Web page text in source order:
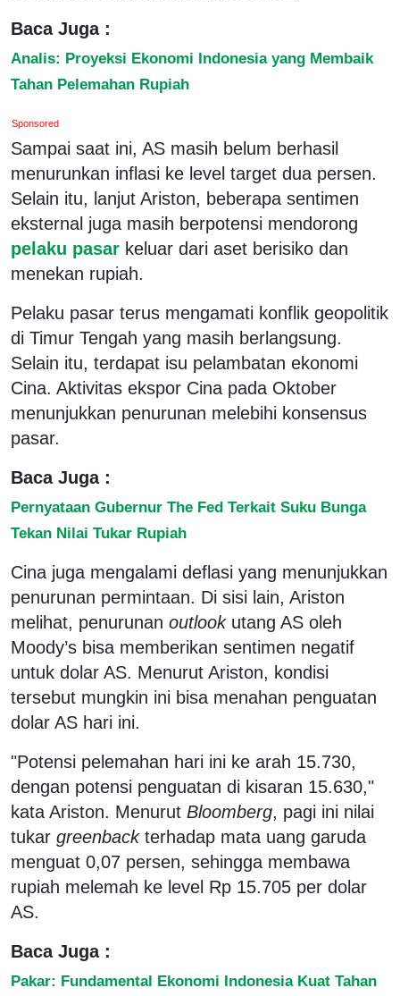
Baca Juga :
Analis: Proyeksi Ekonomi Indonesia yang Membaik
Tahan Pelemahan Rupiah
Sponsored
Sampai saat ini, AS masih belum berhasil
menurunkan inflasi ke level target dua persen.
Selain itu, lanjut Ariston, beberapa sentimen
eksternal juga masih berpotensi mendorong
pelaku pasar keluar dari aset berisiko dan
menekan rupiah.
Pelaku pasar terus mengamati konflik geopolitik
di Timur Tengah yang masih berlangsung.
Selain itu, terdapat isu pelambatan ekonomi
Cina. Aktivitas ekspor Cina pada Oktober
menunjukkan penurunan melebihi konsensus
pasar.
Baca Juga :
Pernyataan Gubernur The Fed Terkait Suku Bunga
Tekan Nilai Tukar Rupiah
Cina juga mengalami deflasi yang menunjukkan
penurunan permintaan. Di sisi lain, Ariston
melihat, penurunan outlookutang AS oleh
Moody’s bisa memberikan sentimen negatif
untuk dolar AS. Menurut Ariston, kondisi
tersebut mungkin ini bisa menahan penguatan
dolar AS hari ini.
"Potensi pelemahan hari ini ke arah 15.730,
dengan potensi penguatan di kisaran 15.630,"
kata Ariston. Menurut Bloomberg, pagi ini nilai
tukar greenbackterhadap mata uang garuda
menguat 0,07 persen, sehingga membawa
rupiah melemah ke level Rp 15.705 per dolar
AS.
Baca Juga :
Pakar: Fundamental Ekonomi Indonesia Kuat Tahan